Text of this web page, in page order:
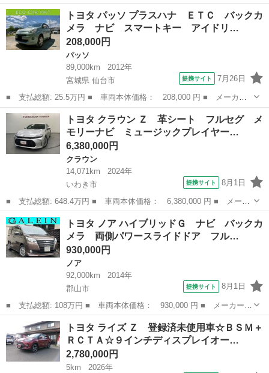
ー名： トヨタ ■ 車種名： クラウンクロスオーバー ■ グレード
名： Ｇアドバンスド・レザーパッケージ 革シート ４ＷＤ フル
セグ メ...
福島 福島市 トヨタ
トヨタ パッソ プラスハナ ＥＴＣ バックカ
メラ ナビ スマートキー アイドリ…
208,000円
パッソ
89,000km
2012年
宮城県 仙台市
提携サイト 7月26日
■ 支払総額: 25.5万円 ■ 車両本体価格： 208,000 円 ■ メーカー
名： トヨタ ■ 車種名： パッソ ■ グレード名： プラスハナ
ＥＴＣ バックカメラ ナビ スマートキー アイドリングストッ
プ 電動格納ミ...
宮城 仙台市 パッソ
トヨタ クラウン Ｚ 革シート フルセグ メ
モリーナビ ミュージックプレイヤー…
6,380,000円
クラウン
14,071km
2024年
いわき市
提携サイト 8月1日
■ 支払総額: 648.4万円 ■ 車両本体価格： 6,380,000 円 ■ メーカ
ー名： トヨタ ■ 車種名： クラウン ■ グレード名： Ｚ 革シ
ート フルセグ メモリーナビ ミュージックプレイヤー接続可 バ
ックカメ...
福島 いわき市 クラウン
トヨタ ノア ハイブリッドＧ ナビ バックカ
メラ 両側パワースライドドア フル…
930,000円
ノア
92,000km
2014年
郡山市
提携サイト 8月1日
■ 支払総額: 108万円 ■ 車両本体価格： 930,000 円 ■ メーカー
名： トヨタ ■ 車種名： ノア ■ グレード名： ハイブリッド
Ｇ ナビ バックカメラ 両側パワースライドドア フルエアロ Ｂ
ｌｕｅｔｏｏｔｈ...
郡山市 ノア
トヨタ ライズ Ｚ 登録済未使用車☆ＢＳＭ＋
ＲＣＴＡ☆９インチディスプレイオー…
2,780,000円
5km
2026年